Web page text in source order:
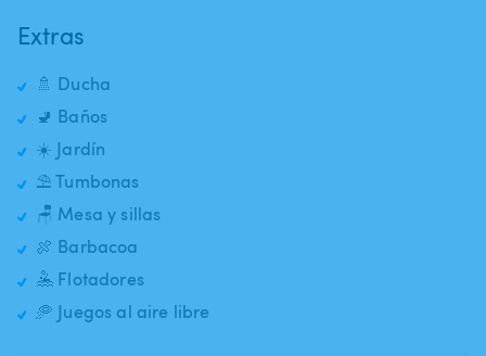
Extras
🚿 Ducha
🚽 Baños
☀️ Jardín
⛱️ Tumbonas
🪑 Mesa y sillas
🍖 Barbacoa
🤽 Flotadores
🥏 Juegos al aire libre